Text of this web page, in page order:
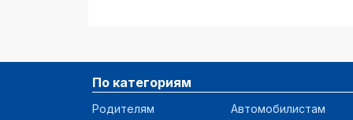
Пензенская обл. 874 212
По категориям
Родителям Автомобилистам